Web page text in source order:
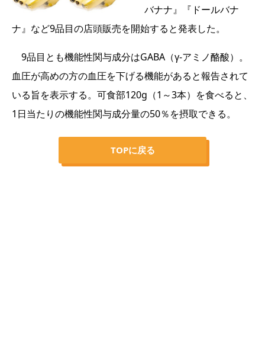
バナナ』『ドールバナ
ナ』など9品目の店頭販売を開始すると発表した。
9品目とも機能性関与成分はGABA（γ-アミノ酪酸）。
血圧が高めの方の血圧を下げる機能があると報告されて
いる旨を表示する。可食部120g（1～3本）を食べると、
1日当たりの機能性関与成分量の50％を摂取できる。
TOPに戻る